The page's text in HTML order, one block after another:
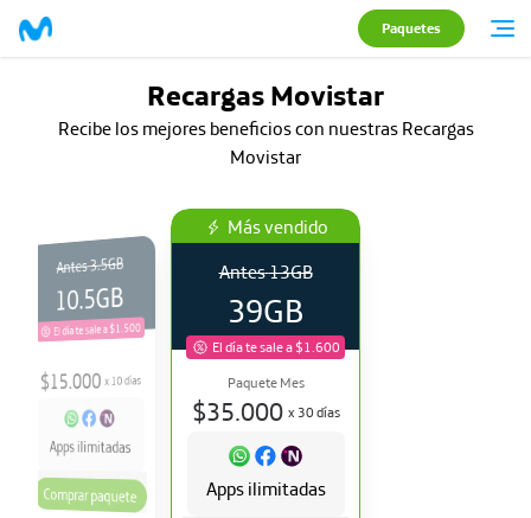
Paquetes
Recargas Movistar
Recibe los mejores beneficios con nuestras Recargas
Movistar
Antes3.5GB
10.5GB
El día te sale a $1.500
$15.000 x 10días
Apps ilimitadas
Comprar paquete
Más vendido
Antes13GB
39GB
El día te sale a $1.600
Paquete Mes
$35.000 x 30 días
Apps ilimitadas